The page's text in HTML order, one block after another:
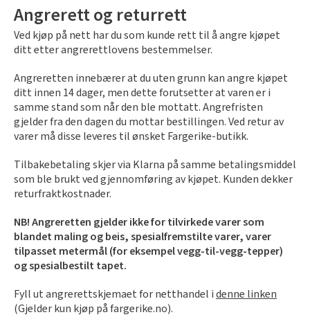
Sort
Turkis
Rosa
Lilla
Gul
Oransje
Rød
Kork
Herdet tregulv
Metallister
Underlag
Fotlist
Ute
Gulvtyper hos Fargerike
Tapet med blader
Inspirasjon til tapet
Barnerom
Tapet til stue
Grønne tapeter
Gjør det selv!
Hvordan tapetsere
Lær om kalkmaling
Årets Fargekart 2026
Inspirasjon til maling
Farger til panel
Varme farger i harmoni
Farger til stue
Årets Farge 2026
Beis
Utendørsfavoritter
Hyttemagasin
Inspirasjon til utemaling
Fargetrender eksteriør
Beisfarger
Farger til terrasse
Tilbehør
Inspirasjon til malingsverktøy
Utstyr for å male inne
Pensel med ergonomisk grep
Hvordan sprøytemale
Hvordan velge riktig pensel
Gjør det selv!
Når kan jeg male ute?
Elektroverktøy
Håndverktøy
Arbeidsklær
Gulvtilbehør
Festemidler
Strøsand & veisalt
Batterier
Bilpleie
Tekstiler
Skadedyr
Inspirasjon til vask
Årlig vask av hus utvendig
Vaske hus før maling
Rense terrasse før beising
Sparkel til treverk
Sparkle veggen
Bostik Akryl Premium A990
Monteringslim
Få hjelp
Finn din butikk
Hjemlevering
Rullegardin
Lamell
Persienner
Silhouette gardin
Duo rullegardiner
Artikler om solskjerming
Solskjerming til hytte
Motorisert solskjerming
Luxaflex gardiner
Angrerett og returrett
Ved kjøp på nett har du som kunde rett til å angre kjøpet
ditt etter angrerettlovens bestemmelser.
Angreretten innebærer at du uten grunn kan angre kjøpet
ditt innen 14 dager, men dette forutsetter at varen er i
samme stand som når den ble mottatt. Angrefristen
gjelder fra den dagen du mottar bestillingen. Ved retur av
varer må disse leveres til ønsket Fargerike-butikk.
Tilbakebetaling skjer via Klarna på samme betalingsmiddel
som ble brukt ved gjennomføring av kjøpet. Kunden dekker
returfraktkostnader.
NB! Angreretten gjelder ikke for tilvirkede varer som
blandet maling og beis, spesialfremstilte varer, varer
tilpasset metermål (for eksempel vegg-til-vegg-tepper)
og spesialbestilt tapet.
Fyll ut angrerettskjemaet for netthandel idenne linken
(Gjelder kun kjøp på fargerike.no).